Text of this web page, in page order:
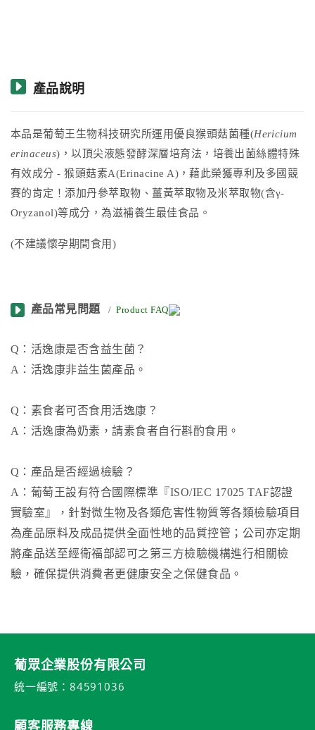
產品說明
本品是葡萄王生物科技研究所運用優良猴頭菇菌種(Hericium
erinaceus)，以頂尖液態發酵深層培育法，培養出菌絲體特殊
有效成分 - 猴頭菇素A(Erinacine A)，藉此榮獲專利及多國競
賽的肯定！添加丹參萃取物、薑黃萃取物及米萃取物(含γ-
Oryzanol)等成分，為滋補養生最佳食品。
(不建議懷孕期間食用)
產品常見問題 / Product FAQ
Q：活逸康是否含益生菌？
A：活逸康非益生菌產品。
Q：素食者可否食用活逸康？
A：活逸康為奶素，請素食者自行斟酌食用。
Q：產品是否經過檢驗？
A：葡萄王設有符合國際標準『ISO/IEC 17025 TAF認證
實驗室』，針對微生物及各類危害性物質等各類檢驗項目
為產品原料及成品提供全面性地的品質控管；公司亦定期
將產品送至經衛福部認可之第三方檢驗機構進行相關檢
驗，確保提供消費者更健康安全之保健食品。
葡眾企業股份有限公司
統一編號：84591036
顧客服務專線